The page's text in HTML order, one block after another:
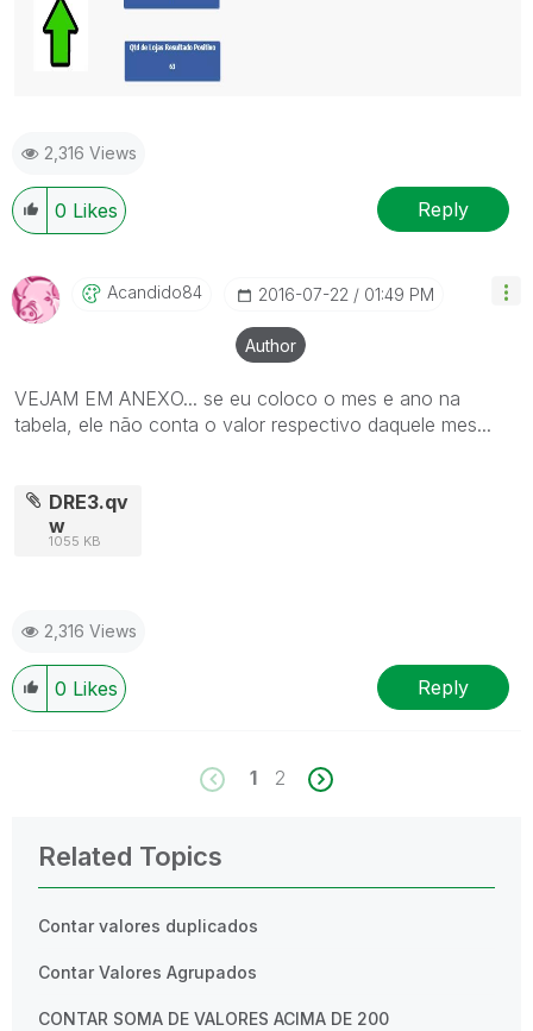
2,316 Views
0 Likes Reply
Acandido84 ‎2016-07-22 01:49 PM
Author
VEJAM EM ANEXO... se eu coloco o mes e ano na
tabela, ele não conta o valor respectivo daquele mes...
DRE3.qv
w
1055 KB
2,316 Views
0 Likes Reply
1 2
Related Topics
Contar valores duplicados
Contar Valores Agrupados
CONTAR SOMA DE VALORES ACIMA DE 200